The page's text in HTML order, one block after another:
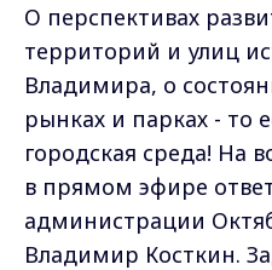
О перспективах
территорий и улиц
Владимира, о
рынках и парках - то
городская среда! На
в прямом эфире
администрации
Владимир Косткин.